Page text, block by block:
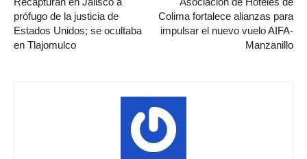
prófugo de la justicia de
Estados Unidos; se ocultaba
en Tlajomulco
Colima fortalece alianzas para
impulsar el nuevo vuelo AIFA-
Manzanillo